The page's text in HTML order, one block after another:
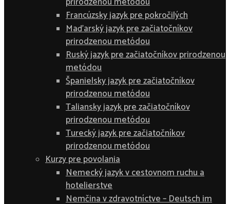
Francúzsky jazyk pre pokročilých
Maďarský jazyk pre začiatočníkov
prirodzenou metódou
Ruský jazyk pre začiatočníkov prirodzenou
metódou
Španielsky jazyk pre začiatočníkov
prirodzenou metódou
Taliansky jazyk pre začiatočníkov
prirodzenou metódou
Turecký jazyk pre začiatočníkov
prirodzenou metódou
Kurzy pre povolania
Nemecký jazyk v cestovnom ruchu a
hotelierstve
Nemčina v zdravotníctve – Deutsch im